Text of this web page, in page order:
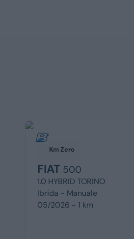
Km Zero
FIAT 500
1.0 HYBRID TORINO
Ibrida - Manuale
05/2026 - 1 km